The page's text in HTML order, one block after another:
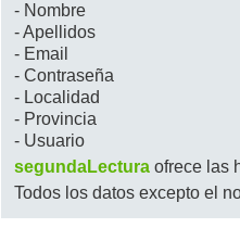
- Nombre
- Apellidos
- Email
- Contraseña
- Localidad
- Provincia
- Usuario
segundaLecturaofrece las
Todos los datos excepto el